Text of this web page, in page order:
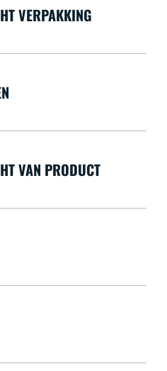
VERPAKKING
VAN PRODUCT